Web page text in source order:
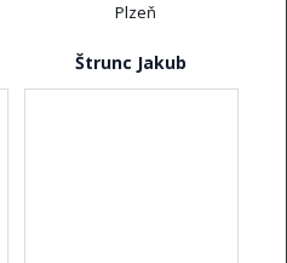
Plzeň
Štrunc Jakub